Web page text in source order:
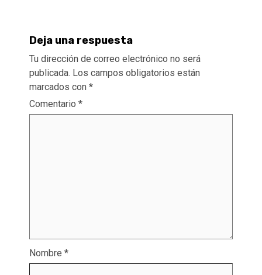
Deja una respuesta
Tu dirección de correo electrónico no será
publicada. Los campos obligatorios están
marcados con *
Comentario *
Nombre *